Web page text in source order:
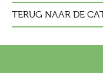
TERUG NAAR DE